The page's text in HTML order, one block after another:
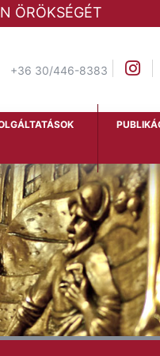
ÖRÖKSÉGÉT
+36 30/446-8383